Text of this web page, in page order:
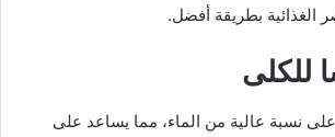
الغذائية بطريقة أفضل.
للكلى
نسبة عالية من الماء، مما يساعد على